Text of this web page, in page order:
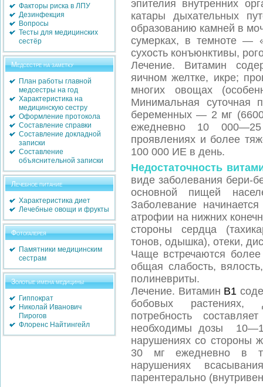
Факторы риска в ЛПУ
Дезинфекция
Вопросы
Тесты для медицинских
сестёр
Медсестре на заметку
План работы главной
медсестры на год
Характеристика на
медицинскую сестру
Оформление протокола
Составление справки
Составление докладной
записки
Составление
объяснительной записки
Лечебное питание
Характеристика диет
Лечебные овощи и фрукты
Фотогалерея
Памятники медицинским
сестрам
Золотые имена медицины
Гиппократ
Николай Иванович
Пирогов
Флоренс Найтингейл
эпителия внутренних
катары дыхательных
образованию камней в
сумерках, в темноте —
сухость конъюнктивы,
Лечение. Витамин
яичном желтке, икре;
многих овощах
Минимальная
беременных — 2 мг
ежедневно 10
проявлениях и более
100 000 ИЕ в день.
Недостаточность
виде заболевания бери-
основной пищей
Заболевание
атрофии на нижних
стороны сердца
тонов, одышка), отеки,
Чаще встречаются
общая слабость,
полиневриты.
Лечение. Витамин B1
бобовых растениях,
потребность
необходимы дозы
нарушениях со стороны
30 мг ежедневно в
нарушениях
парентерально